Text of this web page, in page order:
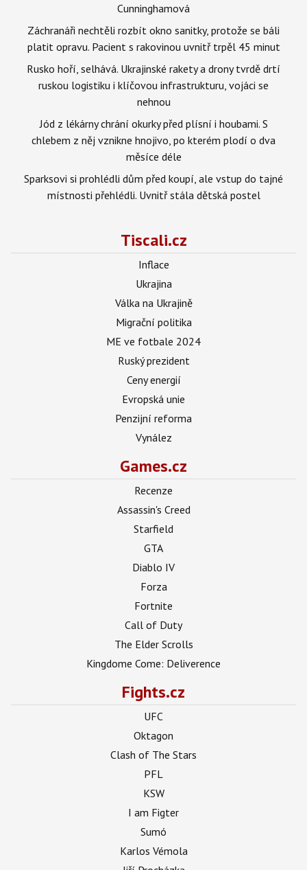
Cunninghamová
Záchranáři nechtěli rozbít okno sanitky, protože se báli
platit opravu. Pacient s rakovinou uvnitř trpěl 45 minut
Rusko hoří, selhává. Ukrajinské rakety a drony tvrdě drtí
ruskou logistiku i klíčovou infrastrukturu, vojáci se
nehnou
Jód z lékárny chrání okurky před plísní i houbami. S
chlebem z něj vznikne hnojivo, po kterém plodí o dva
měsíce déle
Sparksovi si prohlédli dům před koupí, ale vstup do tajné
místnosti přehlédli. Uvnitř stála dětská postel
Tiscali.cz
Inflace
Ukrajina
Válka na Ukrajině
Migrační politika
ME ve fotbale 2024
Ruský prezident
Ceny energií
Evropská unie
Penzijní reforma
Vynález
Games.cz
Recenze
Assassin's Creed
Starfield
GTA
Diablo IV
Forza
Fortnite
Call of Duty
The Elder Scrolls
Kingdome Come: Deliverence
Fights.cz
UFC
Oktagon
Clash of The Stars
PFL
KSW
I am Figter
Sumó
Karlos Vémola